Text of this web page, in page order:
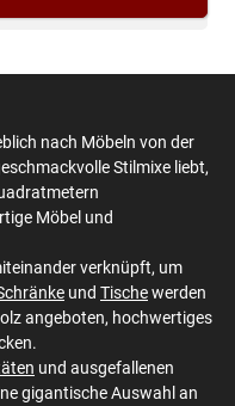
nach Möbeln von der
Stilmixe liebt,
Möbel und
verknüpft, um
und Tischewerden
angeboten, hochwertiges
und ausgefallenen
gigantische Auswahl an